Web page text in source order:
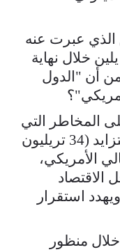
الذي عبرت عنه
خلال نهاية
أن "الدول
المخاطر التي
يمثلها الدين العام الأمريكي المتزايد (34 تريليون
الأمريكي،
الاقتصاد
استقرار
منظور